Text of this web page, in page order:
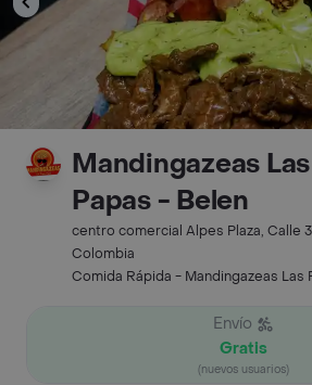
Mandingazeas
Papas - Belen
centro comercial Alpes Plaza, Calle
Colombia
Comida Rápida - Mandingazeas Las
Envío
Gratis
(nuevos usuarios)